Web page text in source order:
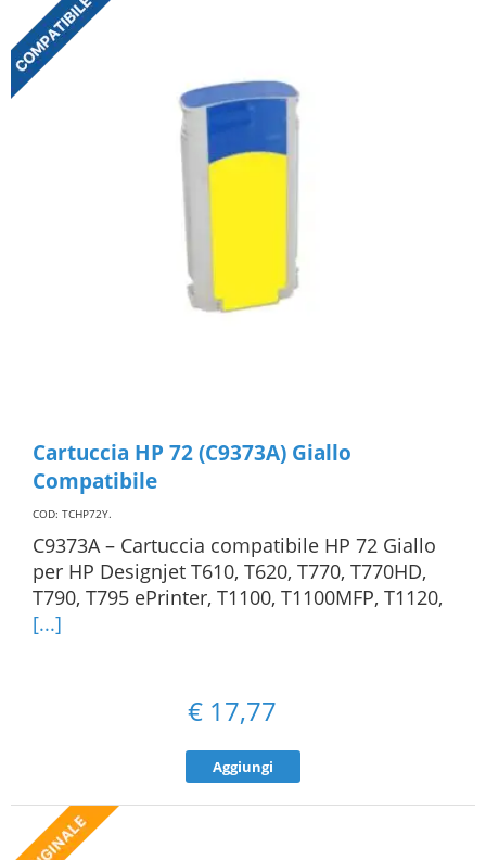
Cartuccia HP 72 (C9373A) Giallo
Compatibile
COD: TCHP72Y.
C9373A – Cartuccia compatibile HP 72 Giallo
per HP Designjet T610, T620, T770, T770HD,
T790, T795 ePrinter, T1100, T1100MFP, T1120,
[...]
€ 17,77
Aggiungi